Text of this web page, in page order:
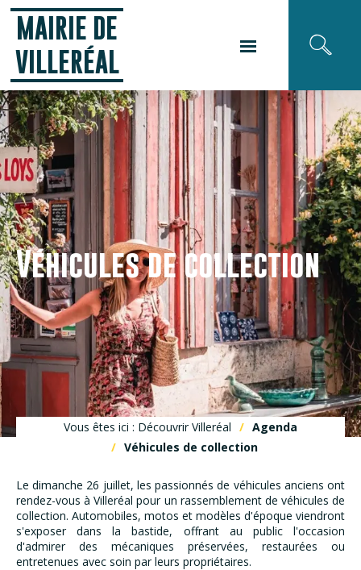
MAIRIE DE
VILLERÉAL
Véhicules de collection
Vous êtes ici : Découvrir Villeréal
Agenda
Véhicules de collection
Le dimanche 26 juillet, les passionnés de véhicules anciens ont
rendez-vous à Villeréal pour un rassemblement de véhicules de
collection. Automobiles, motos et modèles d'époque viendront
s'exposer dans la bastide, offrant au public l'occasion
d'admirer des mécaniques préservées, restaurées ou
entretenues avec soin par leurs propriétaires.
Panneau de gestion des cookies